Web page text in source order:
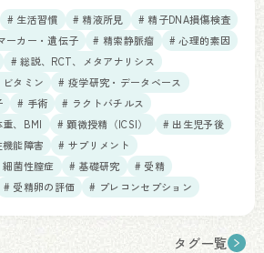
# 生活習慣 # 精液所見
# 精子DNA損傷検査
ーカー・遺伝子 # 精索静脈瘤
# 心理的素因
# 総説、RCT、メタアナリシス
タミン
# 疫学研究・データベース
# 手術
# ラクトバチルス
、BMI # 顕微授精（ICSI）
# 出生児予後
能障害
# サプリメント
菌性膣症 # 基礎研究
# 受精
# 受精卵の評価 # プレコンセプション
タグ一覧